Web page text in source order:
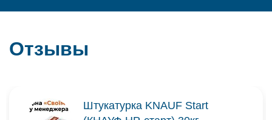
Отзывы
Штукатурка KNAUF Start